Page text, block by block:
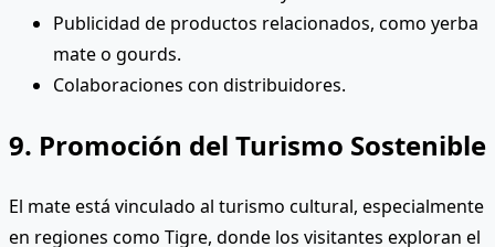
Publicidad de productos relacionados, como yerba
mate o gourds.
Colaboraciones con distribuidores.
9. Promoción del Turismo Sostenible
El mate está vinculado al turismo cultural, especialmente
en regiones como Tigre, donde los visitantes exploran el